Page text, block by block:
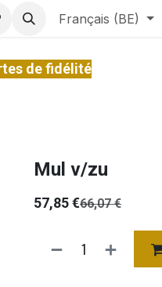
Français (BE)
de fidélité
Mul v/zu
57,85€66,07€